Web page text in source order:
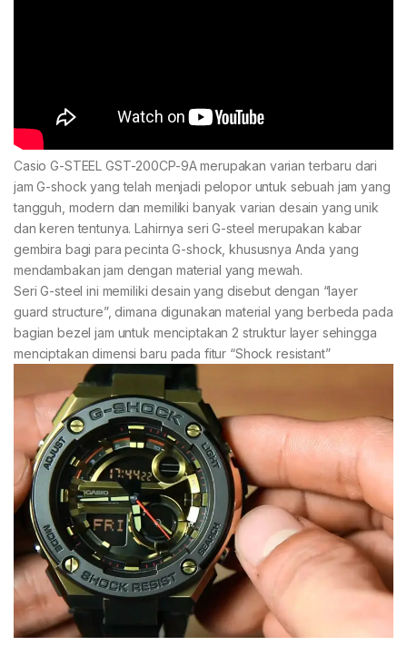
Casio G-STEEL GST-200CP-9A merupakan varian terbaru dari
jam G-shock yang telah menjadi pelopor untuk sebuah jam yang
tangguh, modern dan memiliki banyak varian desain yang unik
dan keren tentunya. Lahirnya seri G-steel merupakan kabar
gembira bagi para pecinta G-shock, khususnya Anda yang
mendambakan jam dengan material yang mewah.
Seri G-steel ini memiliki desain yang disebut dengan “layer
guard structure”, dimana digunakan material yang berbeda pada
bagian bezel jam untuk menciptakan 2 struktur layer sehingga
menciptakan dimensi baru pada fitur “Shock resistant”